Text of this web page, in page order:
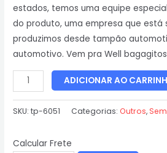
estados, temos uma equipe
do produto, uma empresa que está
produzimos desde tampão
automotivo. Vem pra Well
ADICIONAR AO
SKU:tp-6051 Categorias:Outros,
Calcular Frete